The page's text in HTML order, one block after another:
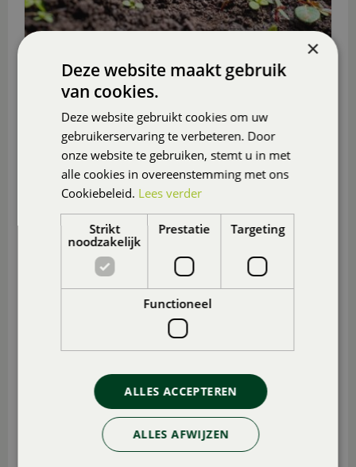
MOLLEN
×
Deze website maakt gebruik
van cookies.
Deze website gebruikt cookies om uw
gebruikerservaring te verbeteren. Door
onze website te gebruiken, stemt u in met
alle cookies in overeenstemming met ons
Cookiebeleid. Lees verder
Strikt
noodzakelijk
Prestatie Targeting
Functioneel
ALLES ACCEPTEREN
ALLES AFWIJZEN